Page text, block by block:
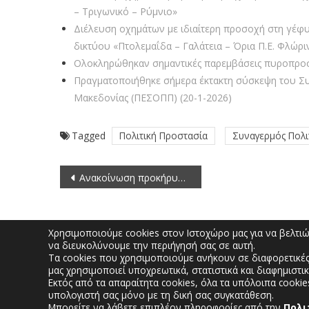
– Τριγωνικό – Ρύμνιο»
Διέλευση οχημάτων με ιδιαίτερη προσοχή στη
δικτύου «Πτολεμαΐδα – Γαλάτεια – Όρια Π.Ε.
Ολοκληρώθηκαν σημαντικές παρεμβάσεις
Πραγματοποιήθηκε σήμερα έκτακτη σύσκεψη του
Μακεδονίας (ΠΕΣΟΠΠ) (20-1-2026)
Tagged Πολιτική Προστασία Συναγερμός
Πλοήγηση
άρθρων
Ανακοίνωση προκήρυξης θέσης στο Σώμα Ευρωπαϊκών Ρυθμιστών για τις Ηλεκτρονικές Επικοινωνίες (28-9-2023)
Δημοκρατίας 27,
Χρησιμοποιούμε cookies στον Ιστοχώρο μας για να
να διευκολύνουμε την περιήγησή σας σε αυτή.
Τα cookies που χρησιμοποιούμε ανήκουν σε
μας χρησιμοποιεί υποχρεωτικά, στατιστικά και
Εκτός από τα απαραίτητα cookies, όλα τα υπόλοιπα
υπολογιστή σας μόνο με τη δική σας συγκατάθεση.